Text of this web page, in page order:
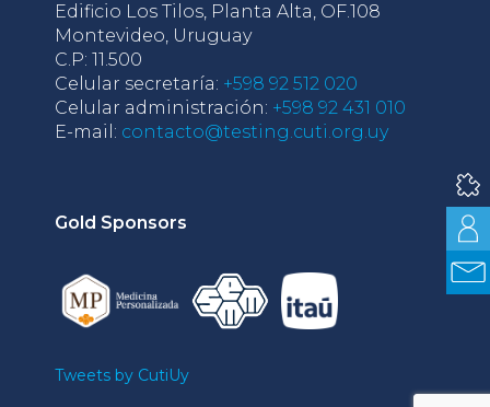
Edificio Los Tilos, Planta Alta, OF.108
Montevideo, Uruguay
C.P: 11.500
Celular secretaría: +598 92 512 020
Celular administración: +598 92 431 010
E-mail: contacto@testing.cuti.org.uy
Gold Sponsors
Tweets by CutiUy